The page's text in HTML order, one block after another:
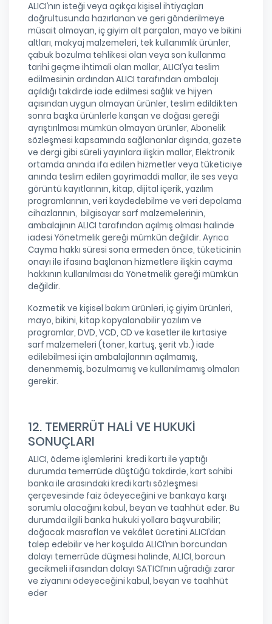
ALICI’nın isteği veya açıkça kişisel ihtiyaçları
doğrultusunda hazırlanan ve geri gönderilmeye
müsait olmayan, iç giyim alt parçaları, mayo ve bikini
altları, makyaj malzemeleri, tek kullanımlık ürünler,
çabuk bozulma tehlikesi olan veya son kullanma
tarihi geçme ihtimali olan mallar, ALICI’ya teslim
edilmesinin ardından ALICI tarafından ambalajı
açıldığı takdirde iade edilmesi sağlık ve hijyen
açısından uygun olmayan ürünler, teslim edildikten
sonra başka ürünlerle karışan ve doğası gereği
ayrıştırılması mümkün olmayan ürünler, Abonelik
sözleşmesi kapsamında sağlananlar dışında, gazete
ve dergi gibi süreli yayınlara ilişkin mallar, Elektronik
ortamda anında ifa edilen hizmetler veya tüketiciye
anında teslim edilen gayrimaddi mallar, ile ses veya
görüntü kayıtlarının, kitap, dijital içerik, yazılım
programlarının, veri kaydedebilme ve veri depolama
cihazlarının, bilgisayar sarf malzemelerinin,
ambalajının ALICI tarafından açılmış olması halinde
iadesi Yönetmelik gereği mümkün değildir. Ayrıca
Cayma hakkı süresi sona ermeden önce, tüketicinin
onayı ile ifasına başlanan hizmetlere ilişkin cayma
hakkının kullanılması da Yönetmelik gereği mümkün
değildir.
Kozmetik ve kişisel bakım ürünleri, iç giyim ürünleri,
mayo, bikini, kitap kopyalanabilir yazılım ve
programlar, DVD, VCD, CD ve kasetler ile kırtasiye
sarf malzemeleri (toner, kartuş, şerit vb.) iade
edilebilmesi için ambalajlarının açılmamış,
denenmemiş, bozulmamış ve kullanılmamış olmaları
gerekir.
12. TEMERRÜT HALİ VE HUKUKİ
SONUÇLARI
ALICI, ödeme işlemlerini kredi kartı ile yaptığı
durumda temerrüde düştüğü takdirde, kart sahibi
banka ile arasındaki kredi kartı sözleşmesi
çerçevesinde faiz ödeyeceğini ve bankaya karşı
sorumlu olacağını kabul, beyan ve taahhüt eder. Bu
durumda ilgili banka hukuki yollara başvurabilir;
doğacak masrafları ve vekâlet ücretini ALICI’dan
talep edebilir ve her koşulda ALICI’nın borcundan
dolayı temerrüde düşmesi halinde, ALICI, borcun
gecikmeli ifasından dolayı SATICI’nın uğradığı zarar
ve ziyanını ödeyeceğini kabul, beyan ve taahhüt
eder